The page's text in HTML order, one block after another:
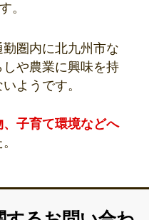
。
圏内に北九州市な
や農業に興味を持
ようです。
子育て環境などへ